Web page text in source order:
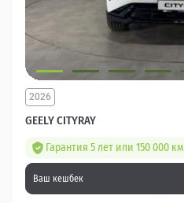
GEELY CITYRAY
2026
Гарантия 5 лет или 150 000 км
Ваш кешбек